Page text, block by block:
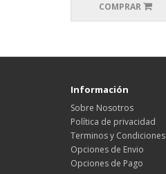
COMPRAR
Información
Sobre Nosotros
Política de privacidad
Terminos y Condiciones
Opciones de Envio
Opciones de Pago